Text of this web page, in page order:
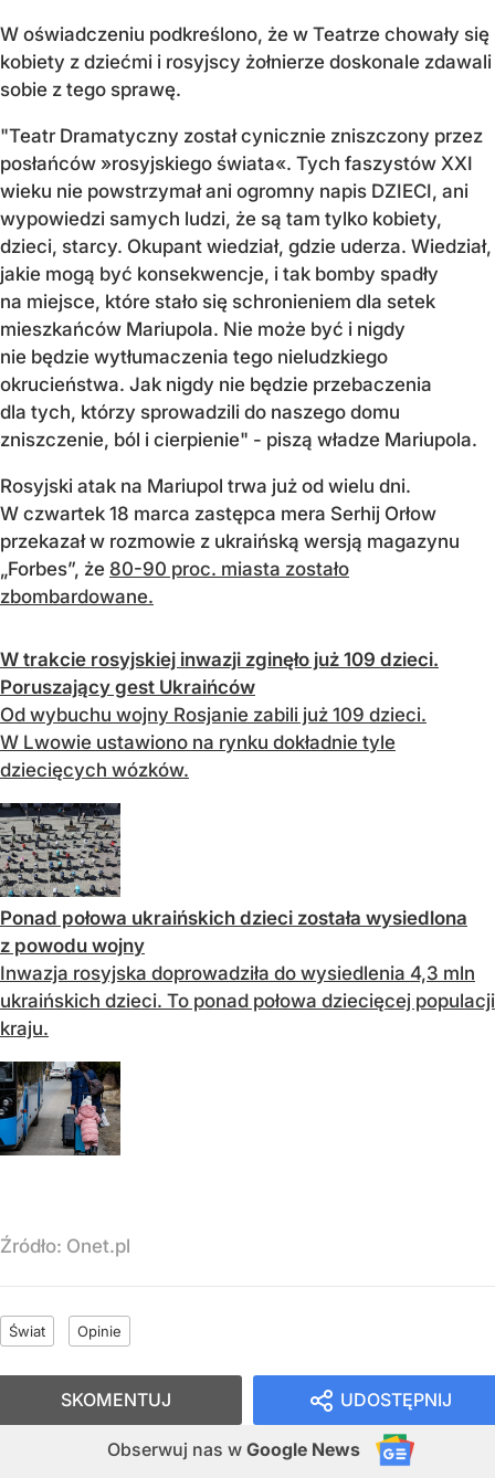
W oświadczeniu podkreślono, że w Teatrze chowały się
kobiety z dziećmi i rosyjscy żołnierze doskonale zdawali
sobie z tego sprawę.
"Teatr Dramatyczny został cynicznie zniszczony przez
posłańców »rosyjskiego świata«. Tych faszystów XXI
wieku nie powstrzymał ani ogromny napis DZIECI, ani
wypowiedzi samych ludzi, że są tam tylko kobiety,
dzieci, starcy. Okupant wiedział, gdzie uderza. Wiedział,
jakie mogą być konsekwencje, i tak bomby spadły
na miejsce, które stało się schronieniem dla setek
mieszkańców Mariupola. Nie może być i nigdy
nie będzie wytłumaczenia tego nieludzkiego
okrucieństwa. Jak nigdy nie będzie przebaczenia
dla tych, którzy sprowadzili do naszego domu
zniszczenie, ból i cierpienie" - piszą władze Mariupola.
Rosyjski atak na Mariupol trwa już od wielu dni.
W czwartek 18 marca zastępca mera Serhij Orłow
przekazał w rozmowie z ukraińską wersją magazynu
„Forbes”, że 80-90 proc. miasta zostało
zbombardowane.
W trakcie rosyjskiej inwazji zginęło już 109 dzieci.
Poruszający gest Ukraińców
Od wybuchu wojny Rosjanie zabili już 109 dzieci.
W Lwowie ustawiono na rynku dokładnie tyle
dziecięcych wózków.
Ponad połowa ukraińskich dzieci została wysiedlona
z powodu wojny
Inwazja rosyjska doprowadziła do wysiedlenia 4,3 mln
ukraińskich dzieci. To ponad połowa dziecięcej populacji
kraju.
Źródło: Onet.pl
Świat Opinie
UDOSTĘPNIJ
Obserwuj nas w Google News
SKOMENTUJ